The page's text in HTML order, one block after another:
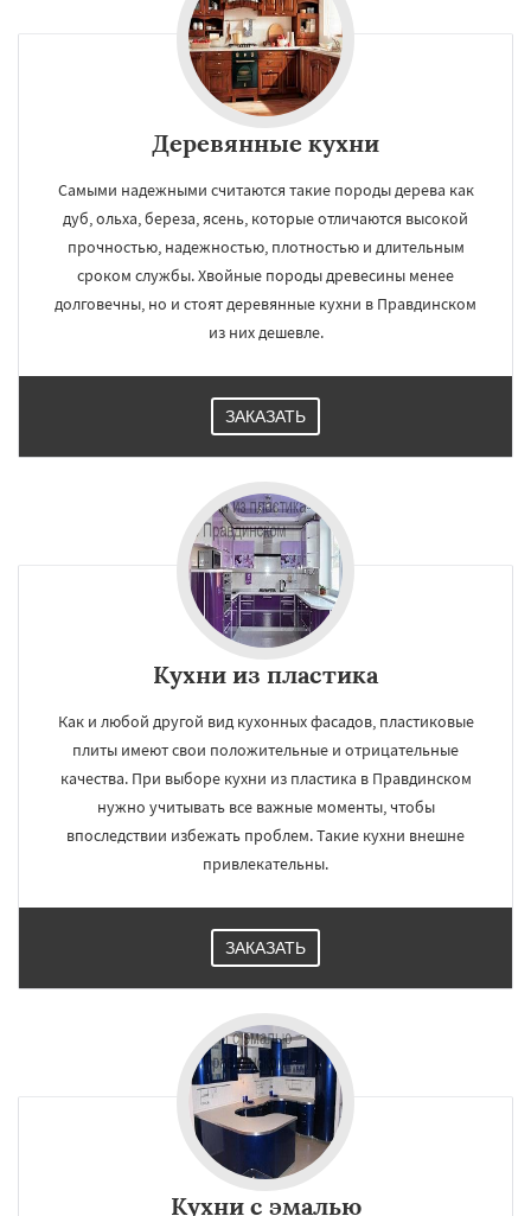
Работаем по
Деревянные кухни
Самыми надежными считаются такие породы дерева как
дуб, ольха, береза, ясень, которые отличаются высокой
прочностью, надежностью, плотностью и длительным
сроком службы. Хвойные породы древесины менее
долговечны, но и стоят деревянные кухни в Правдинском
из них дешевле.
ЗАКАЗАТЬ
Кухни из пластика
Как и любой другой вид кухонных фасадов, пластиковые
плиты имеют свои положительные и отрицательные
качества. При выборе кухни из пластика в Правдинском
нужно учитывать все важные моменты, чтобы
впоследствии избежать проблем. Такие кухни внешне
привлекательны.
ЗАКАЗАТЬ
Кухни с эмалью
УЗНАТЬ ПОДРОБНЕЕ